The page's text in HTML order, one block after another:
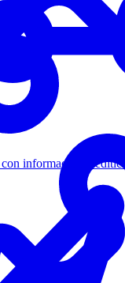
información crediticia